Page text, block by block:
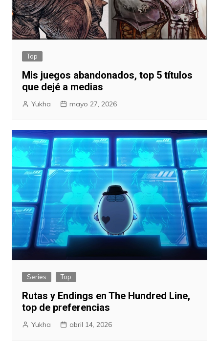
Top
Mis juegos abandonados, top 5 títulos
que dejé a medias
Yukha mayo 27, 2026
Series Top
Rutas y Endings en The Hundred Line,
top de preferencias
Yukha abril 14, 2026